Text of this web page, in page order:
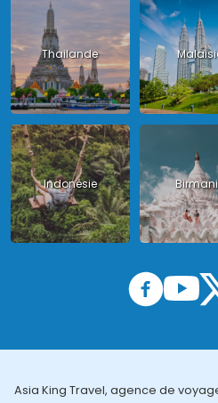
Thailande
Indonésie
Asia King Travel, agence de